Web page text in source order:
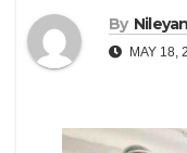
By
MAY 18,